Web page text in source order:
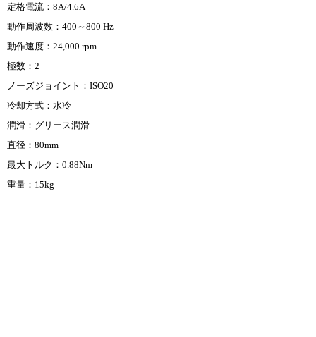
定格電流：8A/4.6A
動作周波数：400～800 Hz
動作速度：24,000 rpm
極数：2
ノーズジョイント：ISO20
冷却方式：水冷
潤滑：グリース潤滑
直径：80mm
最大トルク：0.88Nm
重量：15kg